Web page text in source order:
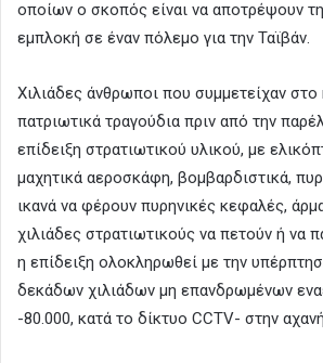
οποίων ο σκοπός είναι να αποτρέψουν
εμπλοκή σε έναν πόλεμο για την Ταϊβάν.
Χιλιάδες άνθρωποι που συμμετείχαν
πατριωτικά τραγούδια πριν από την
επίδειξη στρατιωτικού υλικού, με
μαχητικά αεροσκάφη, βομβαρδιστικά,
ικανά να φέρουν πυρηνικές κεφαλές,
χιλιάδες στρατιωτικούς να πετούν ή να
η επίδειξη ολοκληρωθεί με την
δεκάδων χιλιάδων μη επανδρωμένων
-80.000, κατά το δίκτυο CCTV- στην